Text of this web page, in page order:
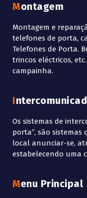
Montagem
Montagem e
telefones de porta,
Telefones de Porta.
trincos eléctricos,
campainha.
Os sistemas de
porta”, são sistemas
local anunciar-se,
estabelecendo uma
Menu Principal